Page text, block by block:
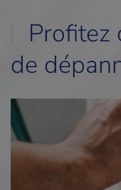
Profitez
de